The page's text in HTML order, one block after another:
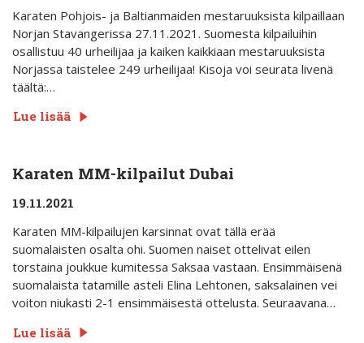
Karaten Pohjois- ja Baltianmaiden mestaruuksista kilpaillaan
Norjan Stavangerissa 27.11.2021. Suomesta kilpailuihin
osallistuu 40 urheilijaa ja kaiken kaikkiaan mestaruuksista
Norjassa taistelee 249 urheilijaa! Kisoja voi seurata livenä
täältä:…
Lue lisää
Karaten MM-kilpailut Dubai
19.11.2021
Karaten MM-kilpailujen karsinnat ovat tällä erää
suomalaisten osalta ohi. Suomen naiset ottelivat eilen
torstaina joukkue kumitessa Saksaa vastaan. Ensimmäisenä
suomalaista tatamille asteli Elina Lehtonen, saksalainen vei
voiton niukasti 2-1 ensimmäisestä ottelusta. Seuraavana…
Lue lisää